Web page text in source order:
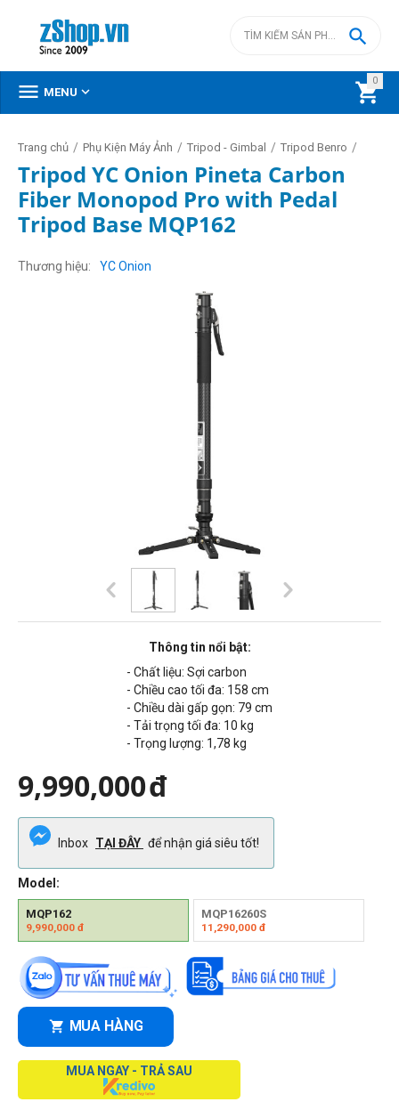
0


 MENU 
Trang chủ / Phụ Kiện Máy Ảnh / Tripod - Gimbal / Tripod Benro /
Tripod YC Onion Pineta Carbon
Fiber Monopod Pro with Pedal
Tripod Base MQP162
Thương hiệu YC Onion
Thông tin nổi bật:
- Chất liệu: Sợi carbon
- Chiều cao tối đa: 158 cm
- Chiều dài gấp gọn: 79 cm
- Tải trọng tối đa: 10 kg
- Trọng lượng: 1,78 kg
9,990,000đ
Inbox TẠI ĐÂY để nhận giá siêu tốt!
Model:
MQP162
9,990,000 đ
MQP16260S
11,290,000đ
MUA HÀNG
MUA NGAY - TRẢ SAU